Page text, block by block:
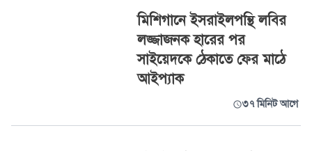
মিশিগানে ইসরাইলপন্থি লবির
লজ্জাজনক হারের পর
সাইয়েদকে ঠেকাতে ফের মাঠে
আইপ্যাক
৩৭ মিনিট আগে